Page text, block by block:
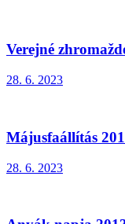
Verejné
28. 6. 2023
Májusfaállítás
28. 6. 2023